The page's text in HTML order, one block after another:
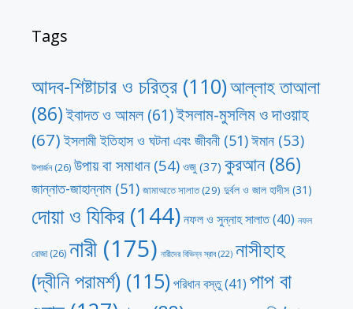
Tags
আদব-শিষ্টাচার ও চরিত্র (110)আল্লাহ তাআলা
(86)ইবাদত ও আমল(61)ইসলাম-মুসলিম ও দাওয়াহ
(67) ইসলামী ইতিহাস ও ঘটনা এবং জীবনী(51)ঈমান (53)
উপার্জন(26) উপায় বা সমাধান(54) ওজু (37) কুরআন(86)
জান্নাত-জাহান্নাম(51) জামাআতে সালাত(29) দুর্বল ও জাল হাদীস (31)
দোয়া ও যিকির (144)নফল ও সুন্নাহ সালাত(40) নফল
রোজা(26) নারী(175) নারীদের বিভিন্ন স্রাব(22) নাসীহাহ
(দ্বীনি পরামর্শ) (115)পরিধান বস্তু(41) পাপ বা